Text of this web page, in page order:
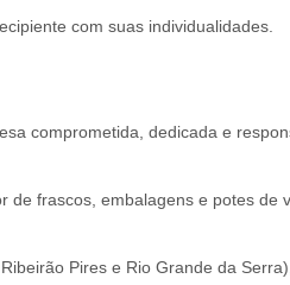
com suas individualidades.
comprometida, dedicada e
de frascos, embalagens e potes de
Pires e Rio Grande da